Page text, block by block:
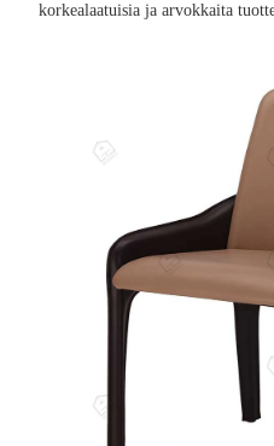
korkealaatuisia ja arvokkaita